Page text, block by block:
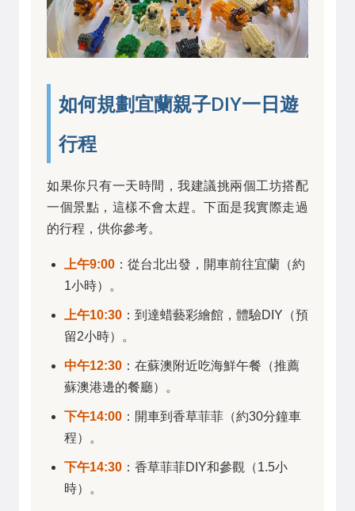
如何規劃宜蘭親子DIY一日遊
行程
如果你只有一天時間，我建議挑兩個工坊搭配
一個景點，這樣不會太趕。下面是我實際走過
的行程，供你參考。
上午9:00 ：從台北出發，開車前往宜蘭（約
1小時）。
上午10:30 ：到達蜡藝彩繪館，體驗DIY（預
留2小時）。
中午12:30 ：在蘇澳附近吃海鮮午餐（推薦
蘇澳港邊的餐廳）。
下午14:00 ：開車到香草菲菲（約30分鐘車
程）。
下午14:30 ：香草菲菲DIY和參觀（1.5小
時）。